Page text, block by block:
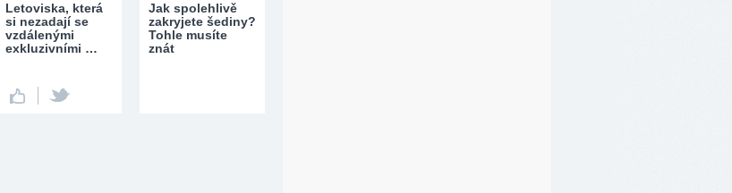
Letoviska, která
si nezadají se
vzdálenými
exkluzivními …
Jak spolehlivě
zakryjete šediny?
Tohle musíte
znát